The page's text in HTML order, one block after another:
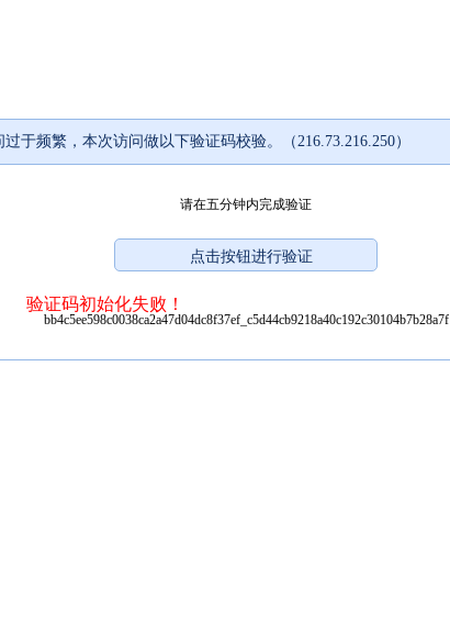
过于频繁，本次访问做以下验证码校验。（216.73.216.250）
请在五分钟内完成验证
验证码初始化失败！
bb4c5ee598c0038ca2a47d04dc8f37ef_c5d44cb9218a40c192c30104b7b28a7f